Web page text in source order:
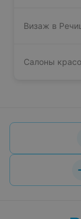
Визаж в
Салоны